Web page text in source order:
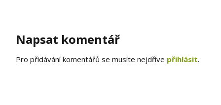
Napsat komentář
Pro přidávání komentářů se musíte nejdříve přihlásit.